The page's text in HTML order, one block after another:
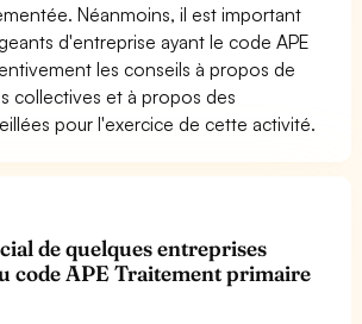
Néanmoins, il est important
d'entreprise ayant le code APE
les conseils à propos de
collectives et à propos des
pour l'exercice de cette activité.
de quelques entreprises
code APE Traitement primaire